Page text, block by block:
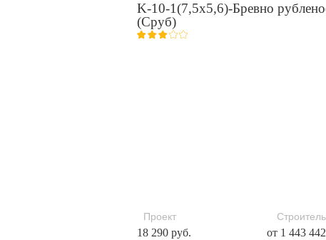
K-10-1(7,5х5,6)-Бревно
(Сруб)
Проект
18 290 руб. от 1 443